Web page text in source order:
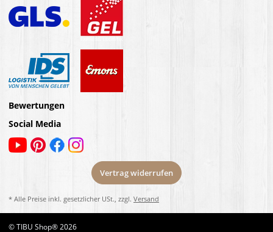
Bewertungen
Social Media
Vertrag widerrufen
* Alle Preise inkl. gesetzlicher USt., zzgl. Versand
© TIBU Shop® 2026